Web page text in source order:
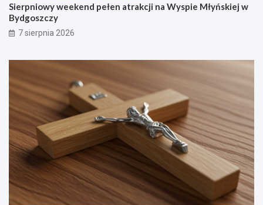
Sierpniowy weekend pełen atrakcji na Wyspie Młyńskiej w
Bydgoszczy
7 sierpnia 2026